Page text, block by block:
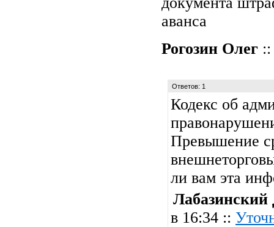
аванса
Рогозин Олег ::
Ответов: 1
Кодекс об
Превышение
ли вам эта
в 16:34 ::